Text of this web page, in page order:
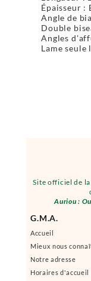
Site officiel de
Auriou :
G.M.A.
Accueil
Mieux nous
Notre adresse
Horaires d'accueil
Épaisseur :
Angle de
Double
Angles
Lame seule